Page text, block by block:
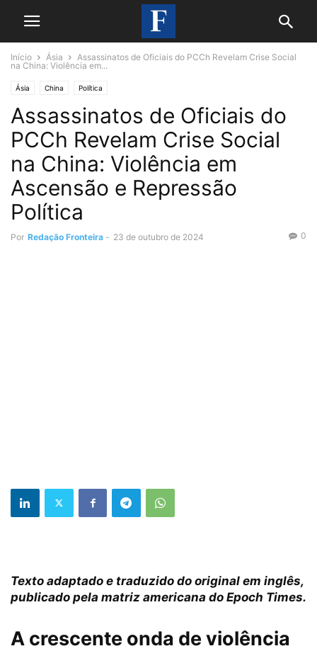
Início Ásia
Assassinatos de Oficiais do PCCh Revelam Crise Social
na China: Violência em...
Ásia China Política
Assassinatos de Oficiais do
PCCh Revelam Crise Social
na China: Violência em
Ascensão e Repressão
Política
Por Redação Fronteira - 23 de outubro de 2024 0
Texto adaptado e traduzido do original em inglês,
publicado pela matriz americana do Epoch Times.
A crescente onda de violência